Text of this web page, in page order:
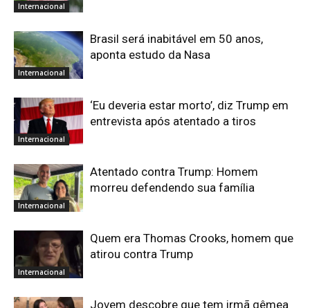
Internacional
Internacional
Brasil será inabitável em 50 anos,
aponta estudo da Nasa
Internacional
‘Eu deveria estar morto’, diz Trump em
entrevista após atentado a tiros
Internacional
Atentado contra Trump: Homem
morreu defendendo sua família
Internacional
Quem era Thomas Crooks, homem que
atirou contra Trump
Jovem descobre que tem irmã gêmea